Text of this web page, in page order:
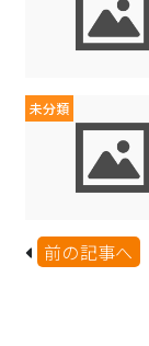
未分類
前の記事へ